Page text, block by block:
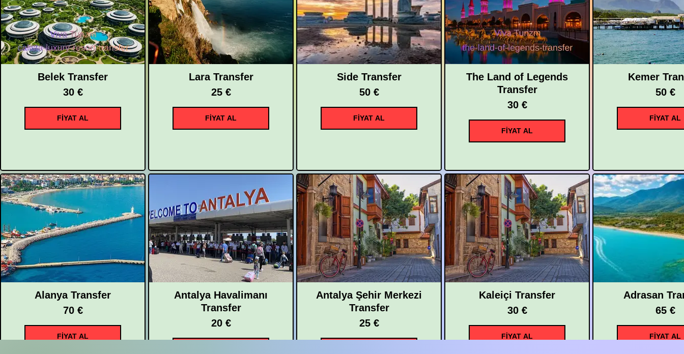
Belek Transfer
30 €
FİYAT AL
Lara Transfer
25 €
FİYAT AL
Side Transfer
50 €
FİYAT AL
The Land of Legends
Transfer
30 €
FİYAT AL
Kemer
50 €
FİYAT AL
Alanya Transfer
70 €
FİYAT AL
Antalya Havalimanı
Transfer
20 €
Antalya Şehir Merkezi
Transfer
25 €
Kaleiçi Transfer
30 €
FİYAT AL
Adrasan
65 €
FİYAT AL